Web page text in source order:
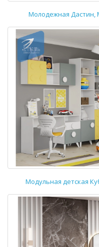
Молодежная Дастин,
Модульная детская